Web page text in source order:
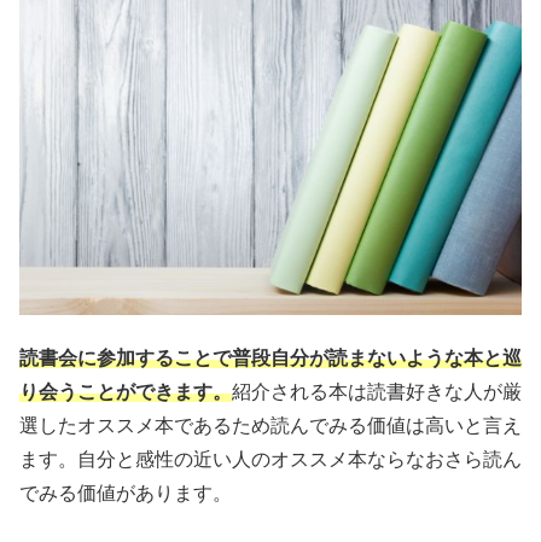
読書会に参加することで普段自分が読まないような本と巡
り会うことができます。紹介される本は読書好きな人が厳
選したオススメ本であるため読んでみる価値は高いと言え
ます。自分と感性の近い人のオススメ本ならなおさら読ん
でみる価値があります。